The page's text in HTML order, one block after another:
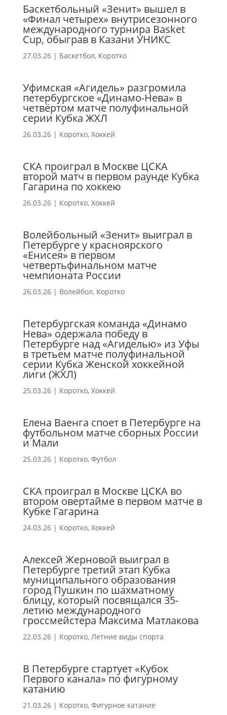
Баскетбольный «Зенит» вышел в
«Финал четырех» внутрисезонного
международного турнира Basket
Cup, обыграв в Казани УНИКС
27.03.26| Баскетбол, Коротко
Уфимская «Агидель» разгромила
петербургское «Динамо-Нева» в
четвёртом матче полуфинальной
серии Кубка ЖХЛ
26.03.26| Коротко, Хоккей
СКА проиграл в Москве ЦСКА
второй матч в первом раунде Кубка
Гагарина по хоккею
26.03.26| Коротко, Хоккей
Волейбольный «Зенит» выиграл в
Петербурге у красноярского
«Енисея» в первом
четвертьфинальном матче
чемпионата России
26.03.26| Волейбол, Коротко
Петербургская команда «Динамо
Нева» одержала победу в
Петербурге над «Агиделью» из Уфы
в третьем матче полуфинальной
серии Кубка Женской хоккейной
лиги (ЖХЛ)
25.03.26| Коротко, Хоккей
Елена Ваенга споет в Петербурге на
футбольном матче сборных России
и Мали
25.03.26| Коротко, Футбол
СКА проиграл в Москве ЦСКА во
втором овертайме в первом матче в
Кубке Гагарина
24.03.26| Коротко, Хоккей
Алексей Жерновой выиграл в
Петербурге третий этап Кубка
муниципального образования
город Пушкин по шахматному
блицу, который посвящался 35-
летию международного
гроссмейстера Максима Матлакова
22.03.26| Коротко, Летние виды спорта
В Петербурге стартует «Кубок
Первого канала» по фигурному
катанию
21.03.26| Коротко, Фигурное катание